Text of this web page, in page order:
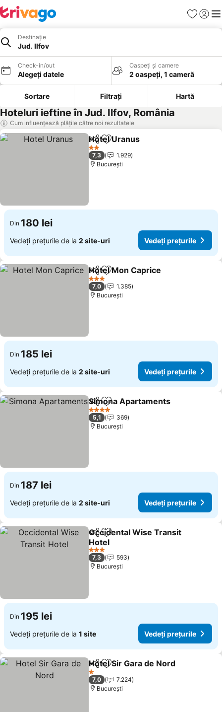
Favorite
Destinație
Jud. Ilfov
Check-in/out
Alegeți datele
Oaspeți și camere
2 oaspeți, 1 cameră
Sortare Filtrați Hartă
Hoteluri ieftine în Jud. Ilfov, România
Cum influențează plățile către noi rezultatele
DistribuițiAdăugaţi la favorite
Hotel Uranus
2 Stele
7,3
1.929
București
Din 180 lei
Vedeți prețurile de la 2 site-uri Vedeți prețurile
DistribuițiAdăugaţi la favorite
Hotel Mon Caprice
3 Stele
7,0
1.385
București
Din 185 lei
Vedeți prețurile de la 2 site-uri Vedeți prețurile
DistribuițiAdăugaţi la favorite
Simona Apartaments
4 Stele
5,1
369
București
Din 187 lei
Vedeți prețurile de la 2 site-uri Vedeți prețurile
DistribuițiAdăugaţi la favorite
Occidental Wise Transit
Hotel
3 Stele
7,3
593
București
Din 195 lei
Vedeți prețurile de la 1 site Vedeți prețurile
DistribuițiAdăugaţi la favorite
Hotel Sir Gara de Nord
1 Stele
7,0
7.224
București